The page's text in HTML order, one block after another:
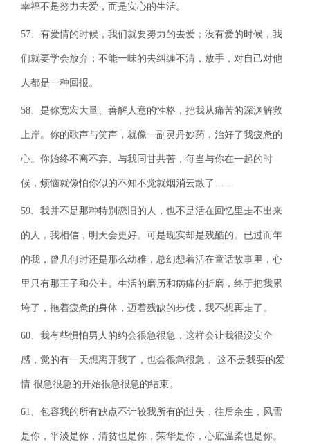
幸福不是努力去爱，而是安心的生活。
57、有爱情的时候，我们就要努力的去爱；没有爱的时候，我
们就要学会放弃；不能一味的去纠缠不清，放手，对自己对他
人都是一种回报。
58、是你宽宏大量、善解人意的性格，把我从痛苦的深渊解救
上岸。你的歌声与笑声，就像一副灵丹妙药，治好了我疲惫的
心。你始终不离不弃、与我同甘共苦，每当与你在一起的时
候，烦恼就像怕你似的不知不觉就烟消云散了……
59、我并不是那种特别恋旧的人，也不是活在回忆里走不出来
的人，我相信，明天会更好。可是现实却是残酷的。已过而年
的我，曾几何时还是那么幼稚，总幻想着活在童话故事里，心
里只有那王子和公主。生活的磨历和病痛的折磨，终于把我累
垮了，拖着疲惫的身体，迈着残缺的步伐，我不想再走了。
60、我有些惧怕男人的约会很急很急，这样会让我很没安全
感，觉的有一天想离开我了，也会很急很急， 这不是我要的爱
情 很急很急的开始很急很急的结束。
61、包容我的所有缺点不计较我所有的过失，往后余生，风雪
是你，平淡是你，清贫也是你，荣华是你，心底温柔也是你。